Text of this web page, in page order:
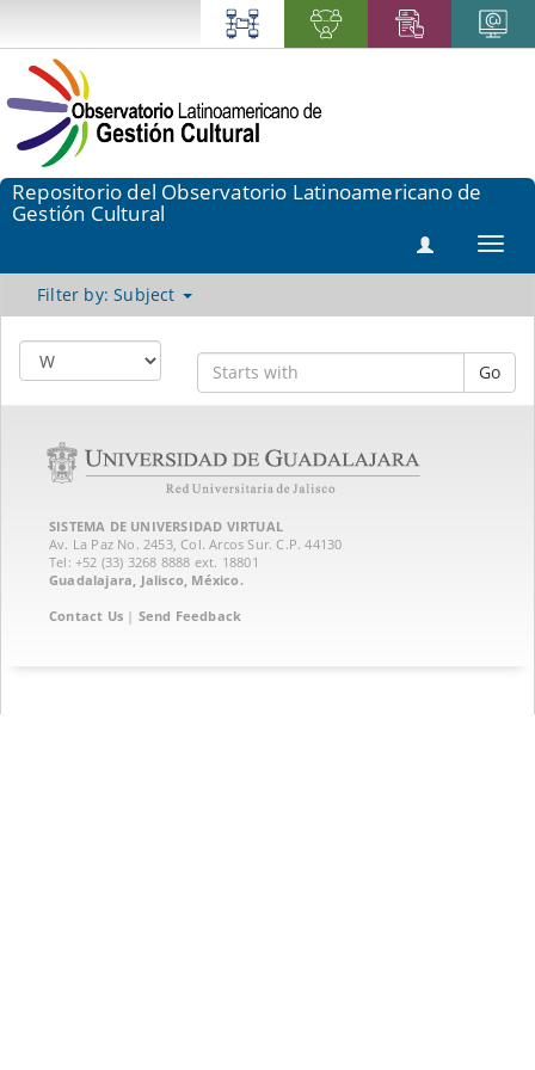
Repositorio del Observatorio Latinoamericano de
Gestión Cultural
Filter by: Subject
Go
SISTEMA DE UNIVERSIDAD VIRTUAL
Av. La Paz No. 2453, Col. Arcos Sur. C.P. 44130
Tel: +52 (33) 3268 8888‏ ext. 18801
Guadalajara, Jalisco, México.
Contact Us | Send Feedback